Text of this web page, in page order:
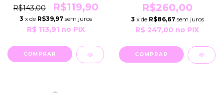
Feeder e Colher Dosadora
Softcup Medela
R$143,00 R$119,90
3 x de R$39,97 sem juros
R$ 113,91 no PIX
CONSERTO da Bomba
SWING MAXI FLEX
Branca Medela
R$260,00
3 x de R$86,67 sem juros
R$ 247,00 no PIX